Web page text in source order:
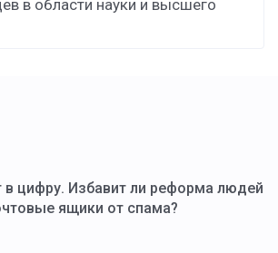
в области науки и высшего
в цифру. Избавит ли реформа людей
ящики от спама?